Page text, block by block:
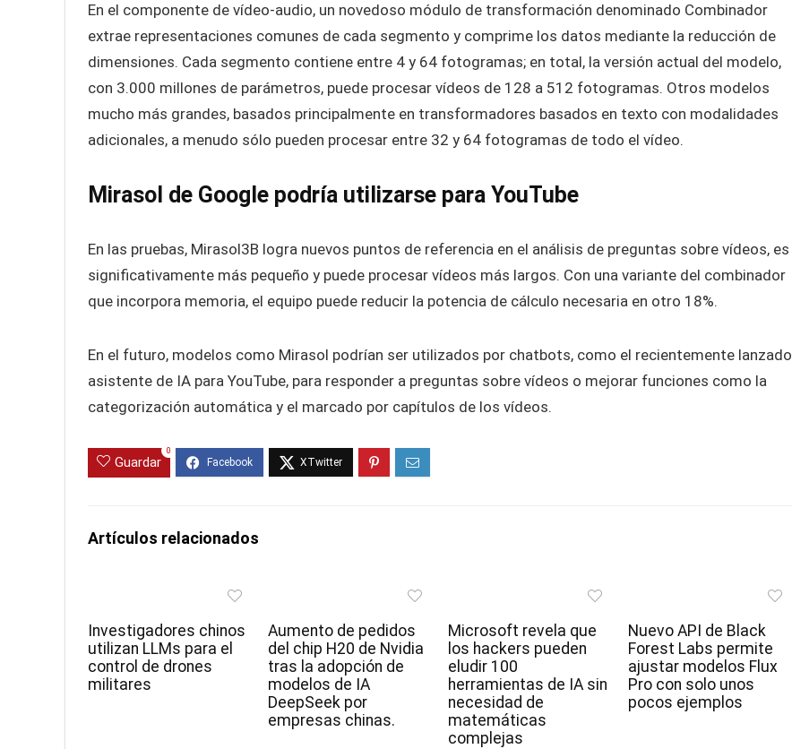
En el componente de vídeo-audio, un novedoso módulo de transformación denominado Combinador
extrae representaciones comunes de cada segmento y comprime los datos mediante la reducción de
dimensiones. Cada segmento contiene entre 4 y 64 fotogramas; en total, la versión actual del modelo,
con 3.000 millones de parámetros, puede procesar vídeos de 128 a 512 fotogramas. Otros modelos
mucho más grandes, basados principalmente en transformadores basados en texto con modalidades
adicionales, a menudo sólo pueden procesar entre 32 y 64 fotogramas de todo el vídeo.
Mirasol de Google podría utilizarse para YouTube
En las pruebas, Mirasol3B logra nuevos puntos de referencia en el análisis de preguntas sobre vídeos, es
significativamente más pequeño y puede procesar vídeos más largos. Con una variante del combinador
que incorpora memoria, el equipo puede reducir la potencia de cálculo necesaria en otro 18%.
En el futuro, modelos como Mirasol podrían ser utilizados por chatbots, como el recientemente lanzado
asistente de IA para YouTube, para responder a preguntas sobre vídeos o mejorar funciones como la
categorización automática y el marcado por capítulos de los vídeos.
Guardar
0
Artículos relacionados
Investigadores chinos
utilizan LLMs para el
control de drones
militares
Aumento de pedidos
del chip H20 de Nvidia
tras la adopción de
modelos de IA
DeepSeek por
empresas chinas.
Microsoft revela que
los hackers pueden
eludir 100
herramientas de IA sin
necesidad de
matemáticas
complejas
Nuevo API de Black
Forest Labs permite
ajustar modelos Flux
Pro con solo unos
pocos ejemplos